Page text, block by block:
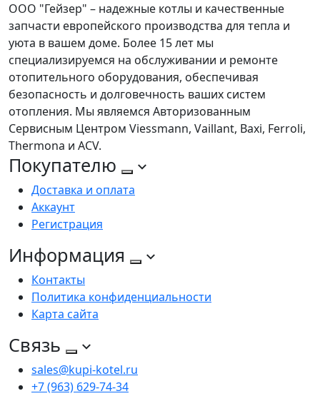
ООО "Гейзер" – надежные котлы и качественные
запчасти европейского производства для тепла и
уюта в вашем доме. Более 15 лет мы
специализируемся на обслуживании и ремонте
отопительного оборудования, обеспечивая
безопасность и долговечность ваших систем
отопления. Мы являемся Авторизованным
Сервисным Центром Viessmann, Vaillant, Baxi, Ferroli,
Thermona и ACV.
Покупателю
Доставка и оплата
Аккаунт
Регистрация
Информация
Контакты
Политика конфиденциальности
Карта сайта
Связь
sales@kupi-kotel.ru
+7 (963) 629-74-34